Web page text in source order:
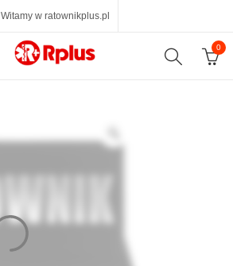
Witamy w ratownikplus.pl
0